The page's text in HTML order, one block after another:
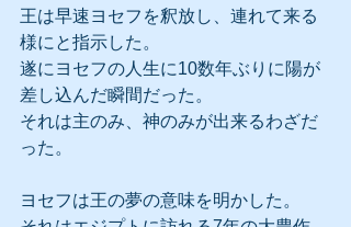
王は早速ヨセフを釈放し、連れて来る
様にと指示した。
遂にヨセフの人生に10数年ぶりに陽が
差し込んだ瞬間だった。
それは主のみ、神のみが出来るわざだ
った。
ヨセフは王の夢の意味を明かした。